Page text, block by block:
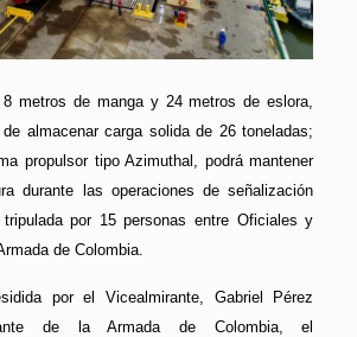
8 metros de manga y 24 metros de eslora,
almacenar carga solida de 26 toneladas;
propulsor tipo Azimuthal, podrá mantener
durante las operaciones de señalización
por 15 personas entre Oficiales y
de Colombia.
por el Vicealmirante, Gabriel Pérez
de la Armada de Colombia, el